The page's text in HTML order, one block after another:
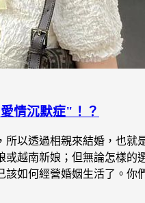
情沉默症"！？
以透過相親來結婚，也
越南新娘；但無論怎樣
如何經營婚姻生活了。